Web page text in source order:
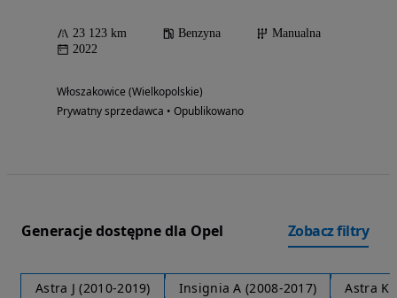
23 123 km Benzyna
Manualna
2022
Włoszakowice (Wielkopolskie)
Prywatny sprzedawca • Opublikowano
Generacje dostępne dla Opel Zobacz filtry
Astra J (2010-2019) Insignia A (2008-2017) Astra K